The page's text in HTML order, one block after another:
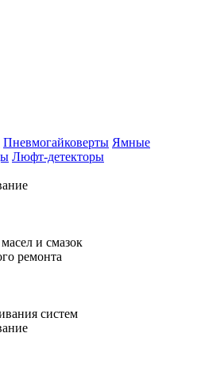
Пневмогайковерты Ямные
Люфт-детекторы
и смазок
ремонта
систем